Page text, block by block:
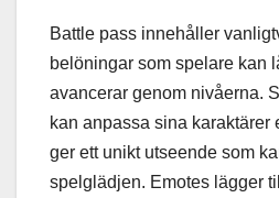
Battle pass innehåller
belöningar som spelare kan
avancerar genom nivåerna.
kan anpassa sina karaktärer
ger ett unikt utseende som
spelglädjen. Emotes lägger